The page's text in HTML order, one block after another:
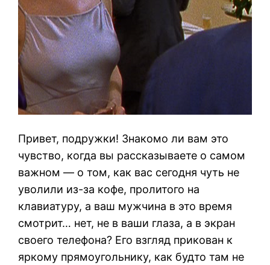
Привет, подружки! Знакомо ли вам это
чувство, когда вы рассказываете о самом
важном — о том, как вас сегодня чуть не
уволили из-за кофе, пролитого на
клавиатуру, а ваш мужчина в это время
смотрит… нет, не в ваши глаза, а в экран
своего телефона? Его взгляд прикован к
яркому прямоугольнику, как будто там не